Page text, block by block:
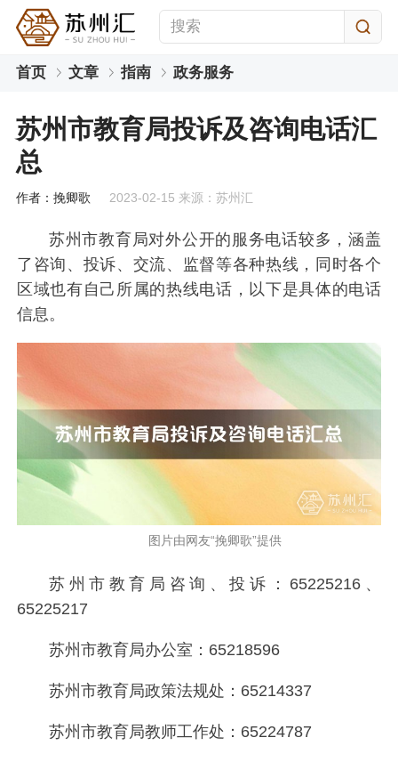
首页 文章 指南 政务服务
苏州市教育局投诉及咨询电话汇
总
作者：挽卿歌 2023-02-15 来源：苏州汇
苏州市教育局对外公开的服务电话较多，涵盖
了咨询、投诉、交流、监督等各种热线，同时各个
区域也有自己所属的热线电话，以下是具体的电话
信息。
图片由网友“挽卿歌”提供
苏州市教育局咨询、投诉：65225216、
65225217
苏州市教育局办公室：65218596
苏州市教育局政策法规处：65214337
苏州市教育局教师工作处：65224787